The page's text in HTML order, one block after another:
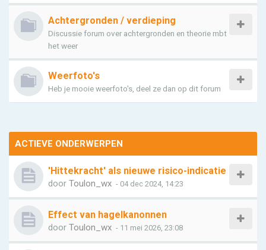
Achtergronden / verdieping
Discussie forum over achtergronden en theorie mbt
het weer
Weerfoto's
Heb je mooie weerfoto's, deel ze dan op dit forum
ACTIEVE ONDERWERPEN
'Hittekracht' als nieuwe risico-indicatie
door Toulon_wx - 04 dec 2024, 14:23
Effect van hagelkanonnen
door Toulon_wx - 11 mei 2026, 23:08